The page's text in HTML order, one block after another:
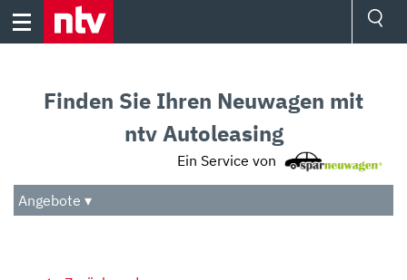
Skip
Audio
Das Beste
Finden Sie Ihren Neuwagen mit
ntv Autoleasing
Ein Service von
Angebote ▾